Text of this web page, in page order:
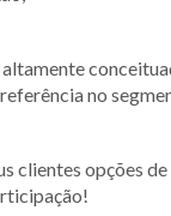
no
clientes opções